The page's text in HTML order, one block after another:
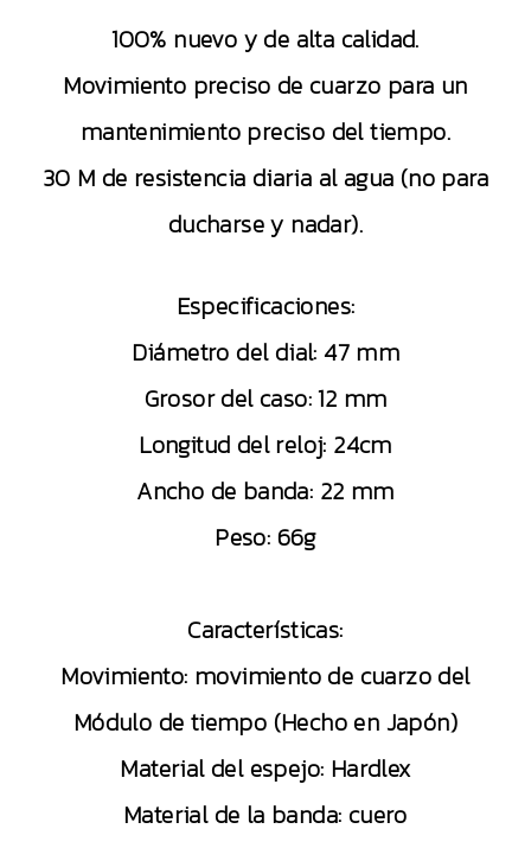
100% nuevo y de alta calidad.
Movimiento preciso de cuarzo para un
mantenimiento preciso del tiempo.
30 M de resistencia diaria al agua (no para
ducharse y nadar).
Especificaciones:
Diámetro del dial: 47 mm
Grosor del caso: 12 mm
Longitud del reloj: 24cm
Ancho de banda: 22 mm
Peso: 66g
Características:
Movimiento: movimiento de cuarzo del
Módulo de tiempo (Hecho en Japón)
Material del espejo: Hardlex
Material de la banda: cuero